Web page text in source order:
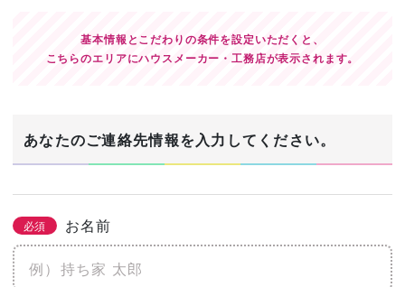
基本情報とこだわりの条件を設定いただくと、
こちらのエリアにハウスメーカー・工務店が表示されます。
あなたのご連絡先情報を入力してください。
必須 お名前